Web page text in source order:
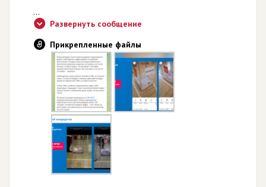
...
Развернуть сообщение
Прикрепленные файлы